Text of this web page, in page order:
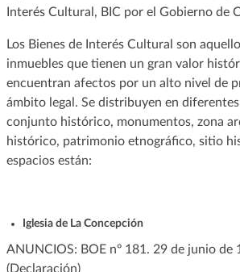
Interés Cultural, BIC por el Gobierno de
Los Bienes de Interés Cultural son
inmuebles que tienen un gran valor
encuentran afectos por un alto nivel de
ámbito legal. Se distribuyen en
conjunto histórico, monumentos, zona
histórico, patrimonio etnográfico, sitio
espacios están:
Iglesia de La Concepción
ANUNCIOS: BOE nº 181. 29 de junio de
(Declaración)